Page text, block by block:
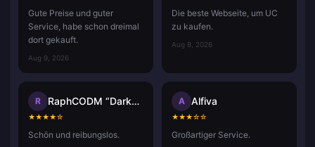
Gute Preise und guter
Service, habe schon dreimal
dort gekauft.
Aug 9, 2026
Die beste Webseite, um UC
zu kaufen.
Aug 8, 2026
R RaphCODM “Darkninja_Agma.io”
★★★★☆
Schön und reibungslos.
A Alfiva
★★★☆☆
Großartiger Service.